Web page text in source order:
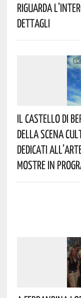
Riguarda
Dettagli
Il Castello Di
Della Scena
Dedicati
Mostre In